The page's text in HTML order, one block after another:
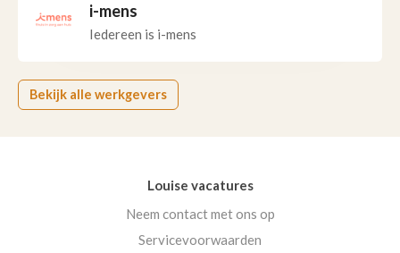
i-mens
Iedereen is i-mens
Bekijk alle werkgevers
Louise vacatures
Neem contact met ons op
Servicevoorwaarden